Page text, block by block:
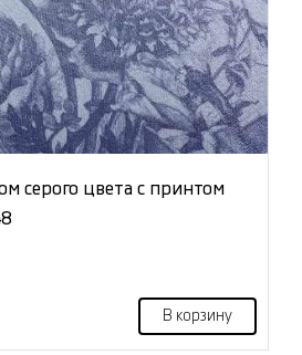
серого цвета с принтом
В корзину